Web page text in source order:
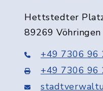
Hettstedter
89269 Vöhringen
+49 7306 96
+49 7306 96